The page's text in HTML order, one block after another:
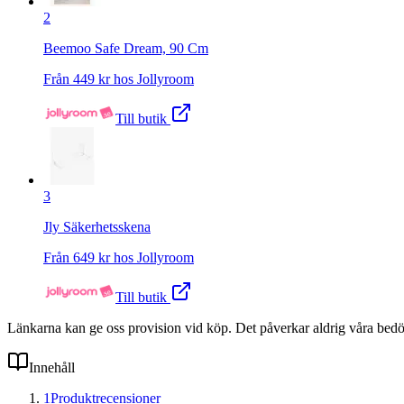
2
Beemoo Safe Dream, 90 Cm
Från 449 kr hos Jollyroom
Till butik
3
Jly Säkerhetsskena
Från 649 kr hos Jollyroom
Till butik
Länkarna kan ge oss provision vid köp. Det påverkar aldrig våra
Innehåll
1Produktrecensioner